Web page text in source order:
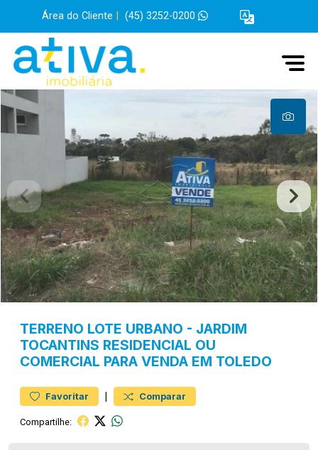
Área do Cliente (45) 3252-0200
TERRENO LOTE URBANO - JARDIM
TOCANTINS RESIDENCIAL OU
COMERCIAL PARA VENDA EM TOLEDO
Favoritar | Comparar
Compartilhe: